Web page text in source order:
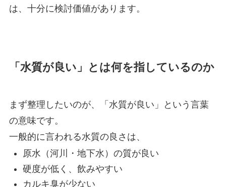
は、十分に検討価値があります。
「水質が良い」とは何を指しているのか
まず整理したいのが、「水質が良い」という言葉
の意味です。
一般的に言われる水質の良さは、
原水（河川・地下水）の質が良い
硬度が低く、飲みやすい
カルキ臭が少ない